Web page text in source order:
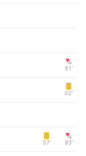
81‎’‎
62‎’‎
57‎’‎ 83‎’‎